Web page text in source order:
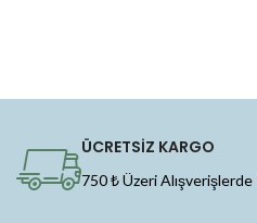
ÜCRETSİZ KARGO
750 ₺ Üzeri